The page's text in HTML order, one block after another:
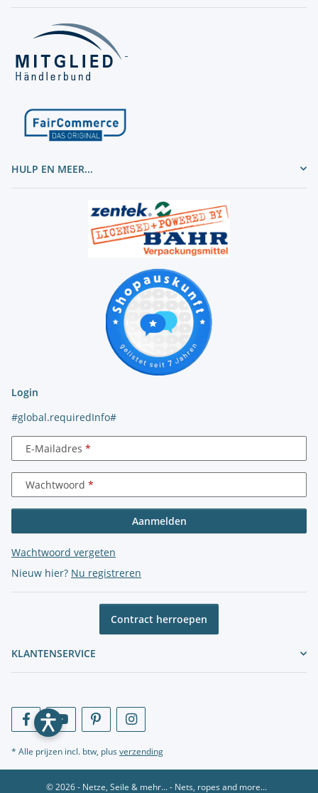
HULP EN MEER...
Login
#global.requiredInfo#
E-Mailadres
Wachtwoord
Aanmelden
Wachtwoord vergeten
Nieuw hier? Nu registreren
Contract herroepen
KLANTENSERVICE
* Alle prijzen incl. btw, plus verzending
© 2026 - Netze, Seile & mehr... - Nets, ropes and more...